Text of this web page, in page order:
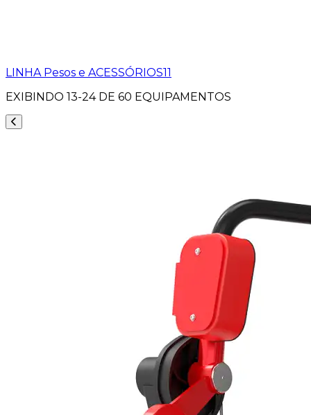
LINHA Pesos e ACESSÓRIOS11
EXIBINDO 13-24DE 60 EQUIPAMENTOS